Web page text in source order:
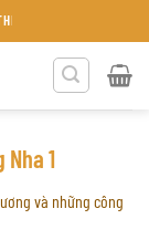
KHÁNH HÒA
Nha 1
và những công